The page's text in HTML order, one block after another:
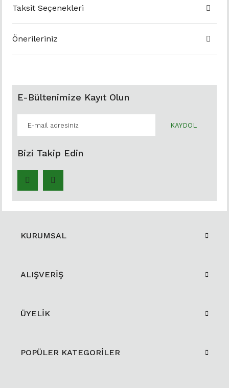
Taksit Seçenekleri
Önerileriniz
E-Bültenimize Kayıt Olun
KAYDOL
Bizi Takip Edin
KURUMSAL
ALIŞVERİŞ
ÜYELİK
POPÜLER KATEGORİLER